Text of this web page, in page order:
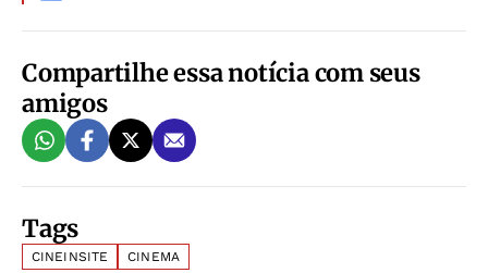
Compartilhe essa notícia com seus
amigos
Tags
CINEINSITE CINEMA